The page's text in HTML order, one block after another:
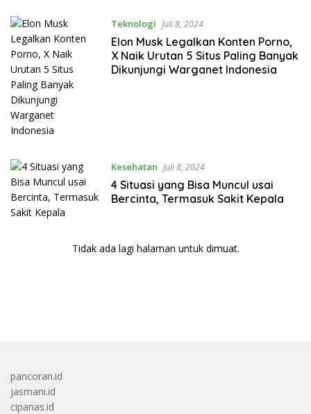
Teknologi Juli 8, 2024
Elon Musk Legalkan Konten Porno,
X Naik Urutan 5 Situs Paling Banyak
Dikunjungi Warganet Indonesia
Kesehatan Juli 8, 2024
4 Situasi yang Bisa Muncul usai
Bercinta, Termasuk Sakit Kepala
Tidak ada lagi halaman untuk dimuat.
pancoran.id
jasmani.id
cipanas.id